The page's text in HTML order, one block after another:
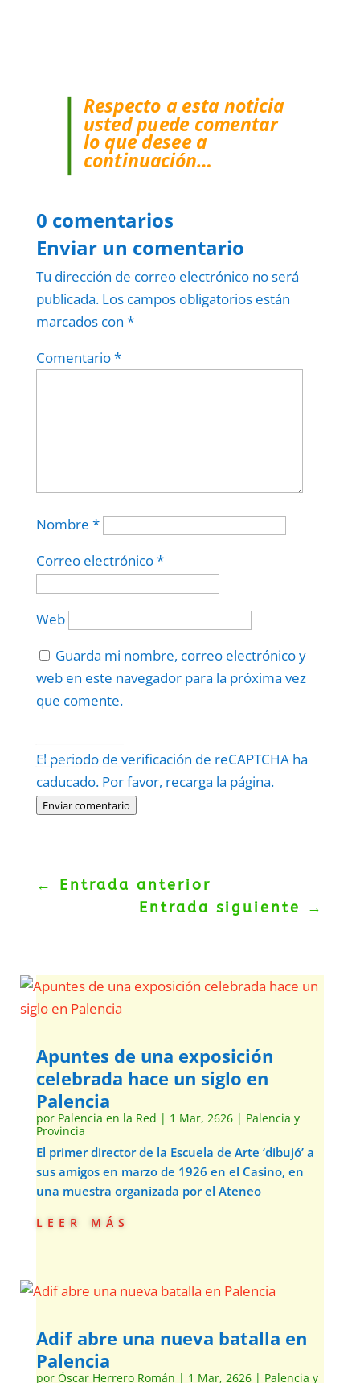
Respecto a esta noticia
usted puede comentar
lo que desee a
continuación…
0 comentarios
Enviar un comentario
Tu dirección de correo electrónico no será
publicada. Los campos obligatorios están
marcados con *
Comentario*
Nombre *
Correo electrónico*
Web
Guarda mi nombre, correo electrónico y
web en este navegador para la próxima vez
que comente.
El periodo de verificación de reCAPTCHA ha
caducado. Por favor, recarga la página.
Enviar comentario
Politica–Términos.
← Entrada anterior
Entrada siguiente
→
Apuntes de una exposición
celebrada hace un siglo en
Palencia
por Palencia en la Red | 1 Mar, 2626| Palencia y
Provincia
El primer director de la Escuela de Arte ‘dibujó’ a
sus amigos en marzo de 1926 en el Casino, en
una muestra organizada por el Ateneo
leer más
Adif abre una nueva batalla en
Palencia
por Óscar Herrero Román | 1 Mar, 2626| Palencia y